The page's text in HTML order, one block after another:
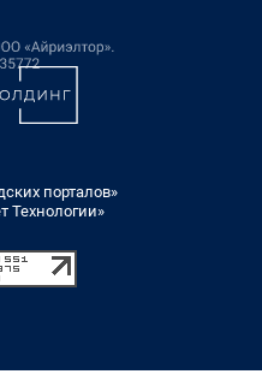
порталов»
Технологии»